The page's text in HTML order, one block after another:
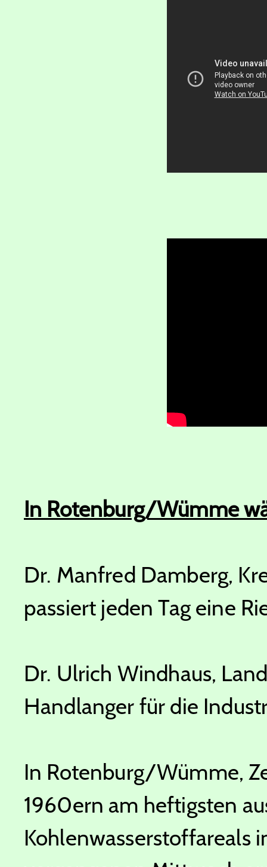
In Rotenburg/Wümme
Dr. Manfred Damberg,
passiert jeden Tag eine
Dr. Ulrich Windhaus,
Handlanger für die
In Rotenburg/Wümme,
1960ern am heftigsten
Kohlenwasserstoffareals